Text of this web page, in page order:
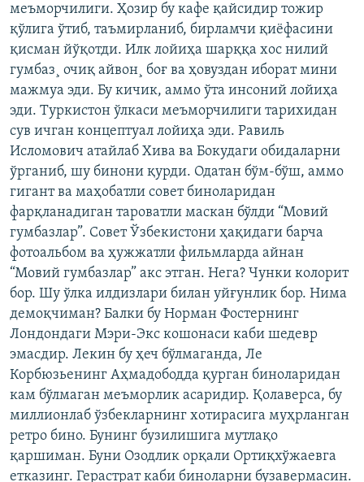
меъморчилиги. Ҳозир бу кафе қайсидир тожир
қўлига ўтиб, таъмирланиб, бирламчи қиëфасини
қисман йўқотди. Илк лойиҳа шарққа хос нилий
гумбаз¸ очиқ айвон¸ боғ ва ҳовуздан иборат мини
мажмуа эди. Бу кичик, аммо ўта инсоний лойиҳа
эди. Туркистон ўлкаси меъморчилиги тарихидан
сув ичган концептуал лойиҳа эди. Равиль
Исломович атайлаб Хива ва Бокудаги обидаларни
ўрганиб, шу бинони қурди. Одатан бўм-бўш, аммо
гигант ва маҳобатли совет биноларидан
фарқланадиган тароватли маскан бўлди “Мовий
гумбазлар”. Совет Ўзбекистони ҳақидаги барча
фотоальбом ва ҳужжатли фильмларда айнан
“Мовий гумбазлар” акс этган. Нега? Чунки колорит
бор. Шу ўлка илдизлари билан уйғунлик бор. Нима
демоқчиман? Балки бу Норман Фостернинг
Лондондаги Мэри-Экс кошонаси каби шедевр
эмасдир. Лекин бу ҳеч бўлмаганда, Ле
Корбюзьенинг Аҳмадободда қурган биноларидан
кам бўлмаган меъморлик асаридир. Қолаверса, бу
миллионлаб ўзбекларнинг хотирасига муҳрланган
ретро бино. Бунинг бузилишига мутлақо
қаршиман. Буни Озодлик орқали Ортиқхўжаевга
етказинг. Герастрат каби биноларни бузавермасин.